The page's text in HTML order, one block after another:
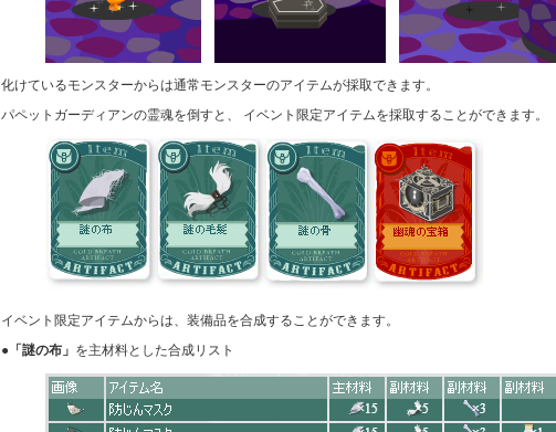
化けているモンスターからは通常モンスターのアイテムが採取できます。
パペットガーディアンの霊魂を倒すと、 イベント限定アイテムを採取することができます。
イベント限定アイテムからは、装備品を合成することができます。
● 「謎の布」 を主材料とした合成リスト